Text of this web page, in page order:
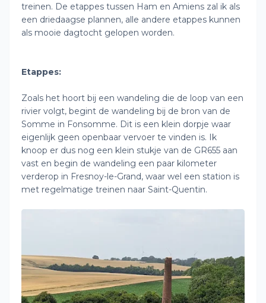
treinen. De etappes tussen Ham en Amiens zal ik als
een driedaagse plannen, alle andere etappes kunnen
als mooie dagtocht gelopen worden.
Etappes:
Zoals het hoort bij een wandeling die de loop van een
rivier volgt, begint de wandeling bij de bron van de
Somme in Fonsomme. Dit is een klein dorpje waar
eigenlijk geen openbaar vervoer te vinden is. Ik
knoop er dus nog een klein stukje van de GR655 aan
vast en begin de wandeling een paar kilometer
verderop in Fresnoy-le-Grand, waar wel een station is
met regelmatige treinen naar Saint-Quentin.